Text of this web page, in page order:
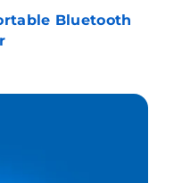
Bluetooth